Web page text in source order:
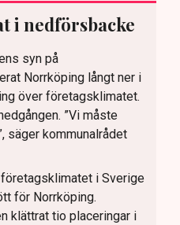
i nedförsbacke
syn på
Norrköping långt ner i
över företagsklimatet.
”Vi måste
säger kommunalrådet
i Sverige
för Norrköping.
klättrat tio placeringar i